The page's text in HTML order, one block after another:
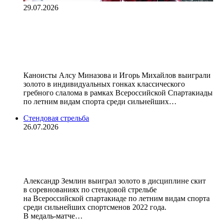
29.07.2026
Каноисты Алсу Миназова и Игорь Михайлов выиграли
золото в индивидуальных гонках классического
гребного слалома в рамках Всероссийской Спартакиады
по летним видам спорта среди сильнейших…
Стендовая стрельба
26.07.2026
Александр Землин выиграл золото в дисциплине скит
в соревнованиях по стендовой стрельбе
на Всероссийской спартакиаде по летним видам спорта
среди сильнейших спортсменов 2022 года.
В медаль‑матче…